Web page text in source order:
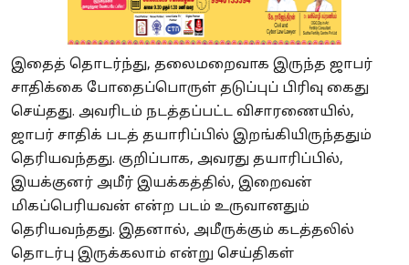
இதைத் தொடர்ந்து, தலைமறைவாக இருந்த ஜாபர்
சாதிக்கை போதைப்பொருள் தடுப்புப் பிரிவு கைது
செய்தது. அவரிடம் நடத்தப்பட்ட விசாரணையில்,
ஜாபர் சாதிக் படத் தயாரிப்பில் இறங்கியிருந்ததும்
தெரியவந்தது. குறிப்பாக, அவரது தயாரிப்பில்,
இயக்குனர் அமீர் இயக்கத்தில், இறைவன்
மிகப்பெரியவன் என்ற படம் உருவானதும்
தெரியவந்தது. இதனால், அமீருக்கும் கடத்தலில்
தொடர்பு இருக்கலாம் என்று செய்திகள்